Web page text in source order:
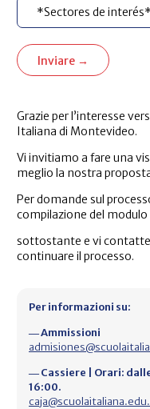
Grazie per l’interesse
Italiana di Montevideo.
Vi invitiamo a fare una
meglio la nostra
Per domande sul
compilazione del modulo
sottostante e vi
continuare il processo.
Per informazioni su:
― Ammissioni
― Cassiere | Orari:
16:00.